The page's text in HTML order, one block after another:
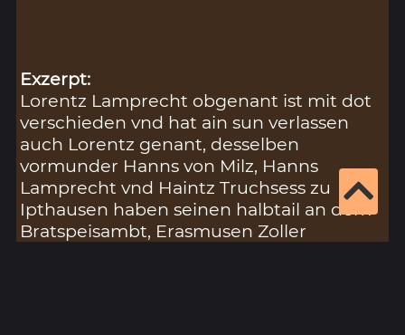
Exzerpt:
Lorentz Lamprecht obgenant ist mit dot
verschieden vnd hat ain sun verlassen
auch Lorentz genant, desselben
vormunder Hanns von Milz, Hanns
Lamprecht vnd Haintz Truchsess zu
Ipthausen haben seinen halbtail an dem
Bratspeisambt, Erasmusen Zoller